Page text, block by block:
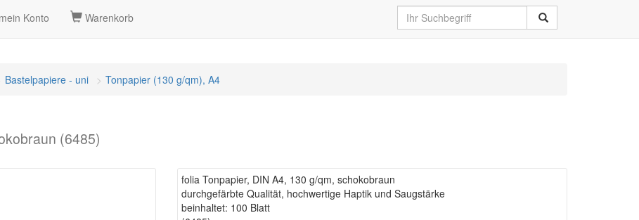
mein Konto Warenkorb
Bastelpapiere - uni Tonpapier (130 g/qm), A4
(6485)
folia Tonpapier, DIN A4, 130 g/qm, schokobraun
durchgefärbte Qualität, hochwertige Haptik und Saugstärke
beinhaltet: 100 Blatt